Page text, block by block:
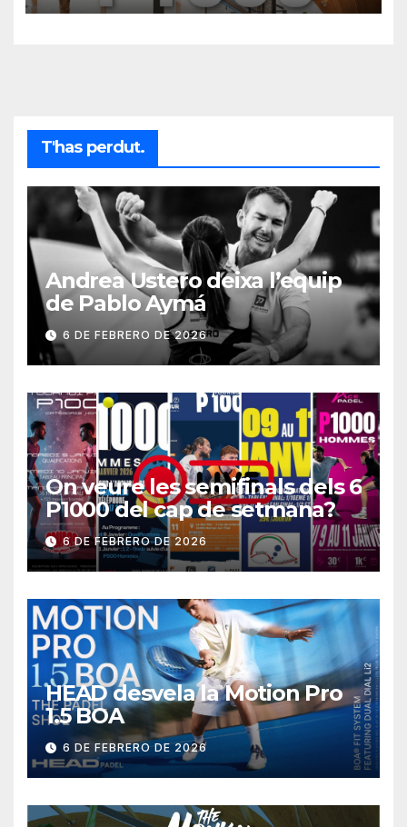
T'has perdut.
Andrea Ustero deixa l’equip
de Pablo Aymá
6 DE FEBRERO DE 2026
On veure les semifinals dels 6
P1000 del cap de setmana?
6 DE FEBRERO DE 2026
HEAD desvela la Motion Pro
1.5 BOA
6 DE FEBRERO DE 2026